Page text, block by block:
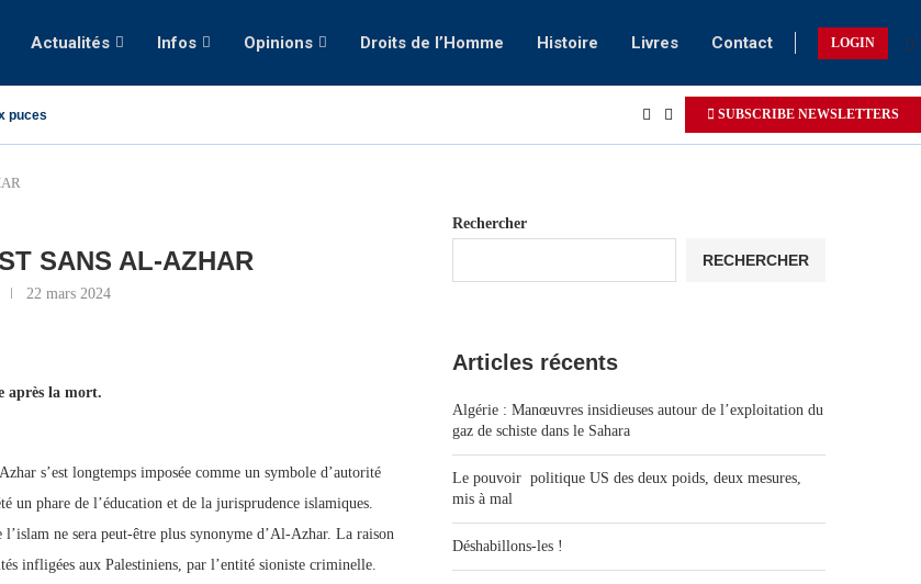
Actualités Infos Opinions Droits de l’Homme Histoire Livres Contact LOGIN
puces SUBSCRIBE NEWSLETTERS
SANS AL-AZHAR
22 mars 2024
après la mort.
s’est longtemps imposée comme un symbole d’autorité
un phare de l’éducation et de la jurisprudence islamiques.
ne sera peut-être plus synonyme d’Al-Azhar. La raison
infligées aux Palestiniens, par l’entité sioniste criminelle.
Rechercher
RECHERCHER
Articles récents
Algérie : Manœuvres insidieuses autour de l’exploitation du
gaz de schiste dans le Sahara
Le pouvoir politique US des deux poids, deux mesures,
mis à mal
Déshabillons-les !